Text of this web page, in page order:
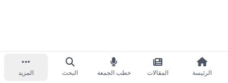
الرئيسة المقالات خطب الجمعة البحث المزيد